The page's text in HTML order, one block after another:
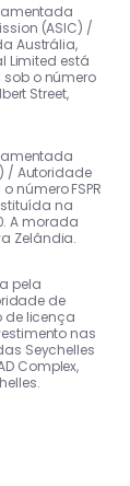
(ASIC) /
Austrália,
Limited está
o número
Street,
/ Autoridade
número FSPR
na
A morada
Zelândia.
pela
de
de licença
nas
Seychelles
Complex,